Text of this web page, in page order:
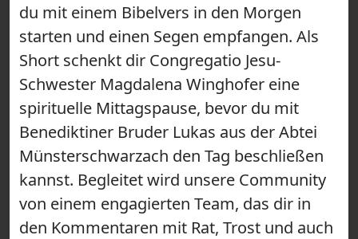
du mit einem Bibelvers in den Morgen
starten und einen Segen empfangen. Als
Short schenkt dir Congregatio Jesu-
Schwester Magdalena Winghofer eine
spirituelle Mittagspause, bevor du mit
Benediktiner Bruder Lukas aus der Abtei
Münsterschwarzach den Tag beschließen
kannst. Begleitet wird unsere Community
von einem engagierten Team, das dir in
den Kommentaren mit Rat, Trost und auch